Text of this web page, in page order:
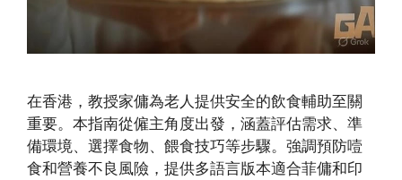
在香港，教授家傭為老人提供安全的飲食輔助至關
重要。本指南從僱主角度出發，涵蓋評估需求、準
備環境、選擇食物、餵食技巧等步驟。強調預防噎
食和營養不良風險，提供多語言版本適合菲傭和印